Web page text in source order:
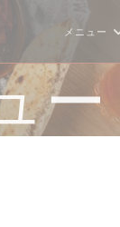
メニュー
ー